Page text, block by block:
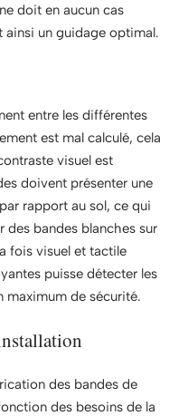
doit en aucun cas
ainsi un guidage optimal.
entre les différentes
est mal calculé, cela
visuel est
doivent présenter une
rapport au sol, ce qui
des bandes blanches sur
fois visuel et tactile
puisse détecter les
maximum de sécurité.
des bandes de
des besoins de la